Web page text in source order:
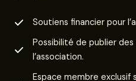
Soutiens financier pour
Possibilité de publier
l’association.
Espace membre